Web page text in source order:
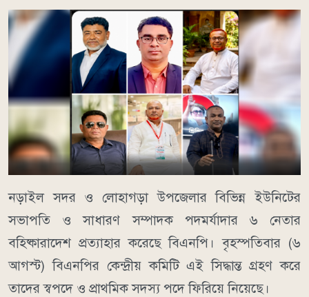
নড়াইল সদর ও লোহাগড়া উপজেলার বিভিন্ন ইউনিটের
সভাপতি ও সাধারণ সম্পাদক পদমর্যাদার ৬ নেতার
বহিষ্কারাদেশ প্রত্যাহার করেছে বিএনপি। বৃহস্পতিবার (৬
আগস্ট) বিএনপির কেন্দ্রীয় কমিটি এই সিদ্ধান্ত গ্রহণ করে
তাদের স্বপদে ও প্রাথমিক সদস্য পদে ফিরিয়ে নিয়েছে।